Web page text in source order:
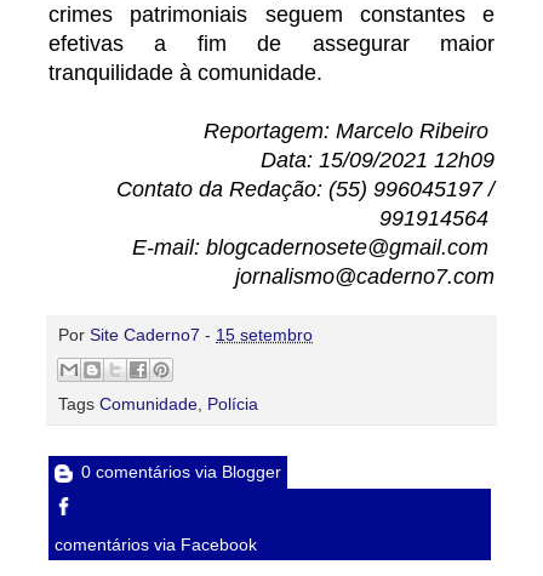
crimes patrimoniais seguem constantes e
efetivas a fim de assegurar maior
tranquilidade à comunidade.
Reportagem: Marcelo Ribeiro
Data: 15/09/2021 12h09
Contato da Redação: (55) 996045197 /
991914564
E-mail: blogcadernosete@gmail.com
jornalismo@caderno7.com
Por Site Caderno7 - 15 setembro
Tags Comunidade, Polícia
0 comentários via Blogger
comentários via Facebook